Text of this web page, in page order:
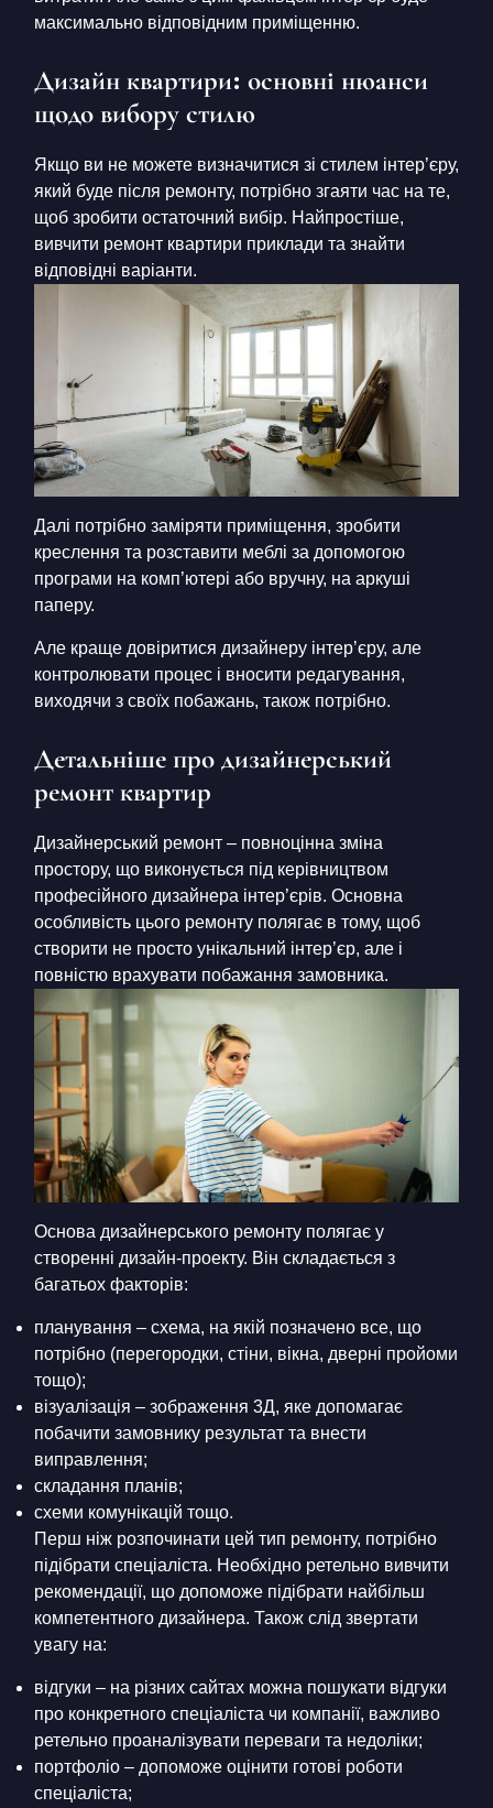
максимально відповідним приміщенню.
Дизайн квартири: основні нюанси
щодо вибору стилю
Якщо ви не можете визначитися зі стилем інтер’єру,
який буде після ремонту, потрібно згаяти час на те,
щоб зробити остаточний вибір. Найпростіше,
вивчити ремонт квартири приклади та знайти
відповідні варіанти.
Далі потрібно заміряти приміщення, зробити
креслення та розставити меблі за допомогою
програми на комп’ютері або вручну, на аркуші
паперу.
Але краще довіритися дизайнеру інтер’єру, але
контролювати процес і вносити редагування,
виходячи з своїх побажань, також потрібно.
Детальніше про дизайнерський
ремонт квартир
Дизайнерський ремонт – повноцінна зміна
простору, що виконується під керівництвом
професійного дизайнера інтер’єрів. Основна
особливість цього ремонту полягає в тому, щоб
створити не просто унікальний інтер’єр, але і
повністю врахувати побажання замовника.
Основа дизайнерського ремонту полягає у
створенні дизайн-проекту. Він складається з
багатьох факторів:
планування – схема, на якій позначено все, що
потрібно (перегородки, стіни, вікна, дверні пройоми
тощо);
візуалізація – зображення 3Д, яке допомагає
побачити замовнику результат та внести
виправлення;
складання планів;
схеми комунікацій тощо.
Перш ніж розпочинати цей тип ремонту, потрібно
підібрати спеціаліста. Необхідно ретельно вивчити
рекомендації, що допоможе підібрати найбільш
компетентного дизайнера. Також слід звертати
увагу на:
відгуки – на різних сайтах можна пошукати відгуки
про конкретного спеціаліста чи компанії, важливо
ретельно проаналізувати переваги та недоліки;
портфоліо – допоможе оцінити готові роботи
спеціаліста;